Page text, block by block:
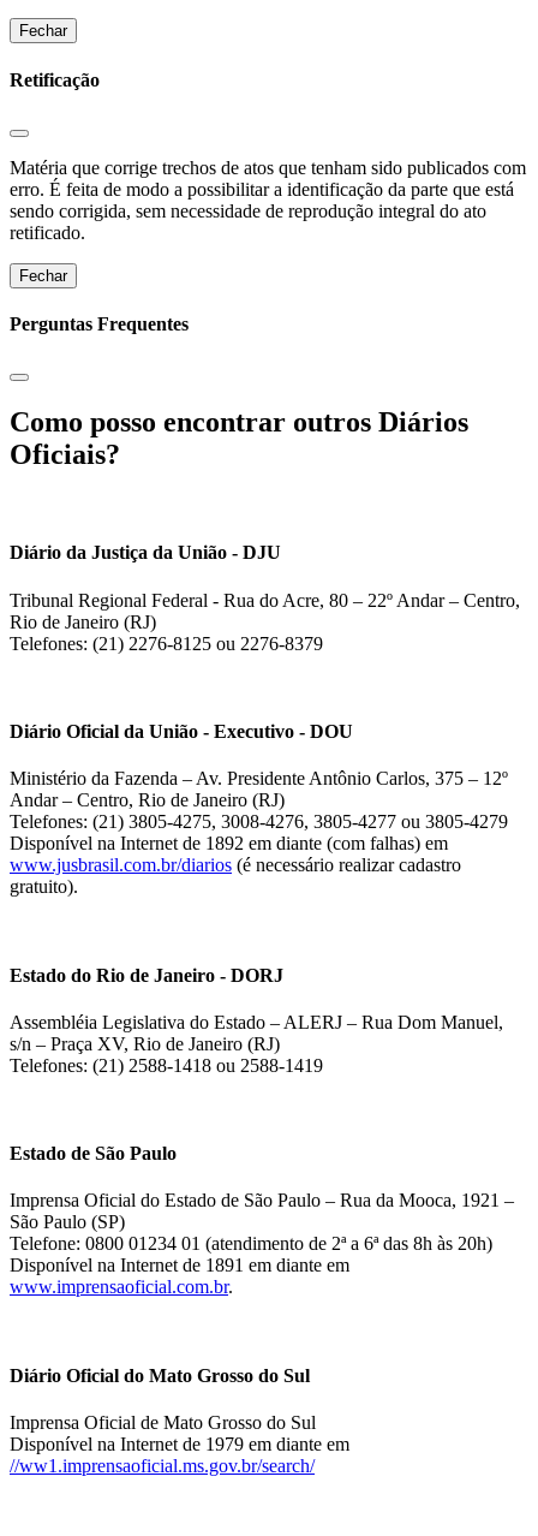
Fechar
Retificação
Matéria que corrige trechos de atos que tenham sido publicados com
erro. É feita de modo a possibilitar a identificação da parte que está
sendo corrigida, sem necessidade de reprodução integral do ato
retificado.
Fechar
Perguntas Frequentes
Como posso encontrar outros Diários
Oficiais?
Diário da Justiça da União - DJU
Tribunal Regional Federal - Rua do Acre, 80 – 22º Andar – Centro,
Rio de Janeiro (RJ)
Telefones: (21) 2276-8125 ou 2276-8379
Diário Oficial da União - Executivo - DOU
Ministério da Fazenda – Av. Presidente Antônio Carlos, 375 – 12º
Andar – Centro, Rio de Janeiro (RJ)
Telefones: (21) 3805-4275, 3008-4276, 3805-4277 ou 3805-4279
Disponível na Internet de 1892 em diante (com falhas) em
www.jusbrasil.com.br/diarios (é necessário realizar cadastro
gratuito).
Estado do Rio de Janeiro - DORJ
Assembléia Legislativa do Estado – ALERJ – Rua Dom Manuel,
s/n – Praça XV, Rio de Janeiro (RJ)
Telefones: (21) 2588-1418 ou 2588-1419
Estado de São Paulo
Imprensa Oficial do Estado de São Paulo – Rua da Mooca, 1921 –
São Paulo (SP)
Telefone: 0800 01234 01 (atendimento de 2ª a 6ª das 8h às 20h)
Disponível na Internet de 1891 em diante em
www.imprensaoficial.com.br.
Diário Oficial do Mato Grosso do Sul
Imprensa Oficial de Mato Grosso do Sul
Disponível na Internet de 1979 em diante em
//ww1.imprensaoficial.ms.gov.br/search/